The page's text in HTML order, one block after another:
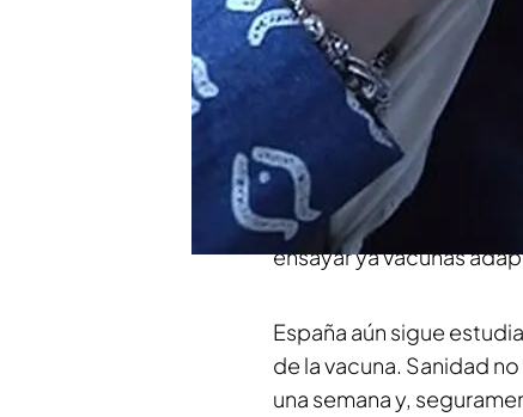
Compartir
España aún sigue
Los expertos creen que,
mayores e
ensayar ya vacunas
España aún sigue
de la vacuna. Sanidad
una semana y,